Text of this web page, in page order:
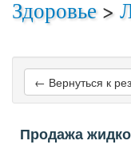
Здоровье>
← Вернуться к
Продажа